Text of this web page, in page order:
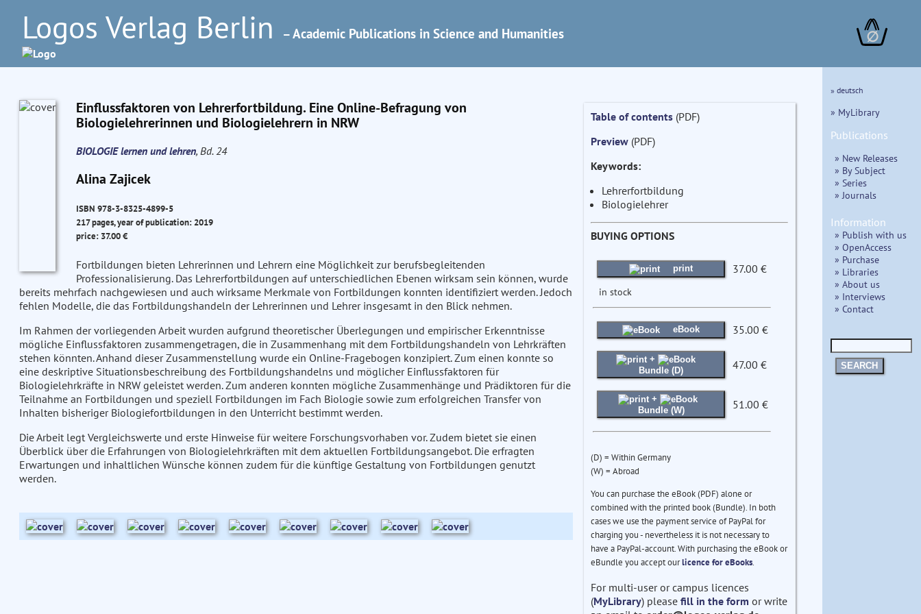
Logos Verlag Berlin – Academic Publications in Science and Humanities ∅
Einflussfaktoren von Lehrerfortbildung. Eine Online-Befragung von
Biologielehrerinnen und Biologielehrern in NRW
BIOLOGIE lernen und lehren, Bd. 24
Alina Zajicek
ISBN 978-3-8325-4899-5
217 pages, year of publication: 2019
price: 37.00 €
Fortbildungen bieten Lehrerinnen und Lehrern eine Möglichkeit zur berufsbegleitenden
Professionalisierung. Das Lehrerfortbildungen auf unterschiedlichen Ebenen wirksam sein können, wurde
bereits mehrfach nachgewiesen und auch wirksame Merkmale von Fortbildungen konnten identifiziert werden. Jedoch
fehlen Modelle, die das Fortbildungshandeln der Lehrerinnen und Lehrer insgesamt in den Blick nehmen.
Im Rahmen der vorliegenden Arbeit wurden aufgrund theoretischer Überlegungen und empirischer Erkenntnisse
mögliche Einflussfaktoren zusammengetragen, die in Zusammenhang mit dem Fortbildungshandeln von Lehrkräften
stehen könnten. Anhand dieser Zusammenstellung wurde ein Online-Fragebogen konzipiert. Zum einen konnte so
eine deskriptive Situationsbeschreibung des Fortbildungshandelns und möglicher Einflussfaktoren für
Biologielehrkräfte in NRW geleistet werden. Zum anderen konnten mögliche Zusammenhänge und Prädiktoren für die
Teilnahme an Fortbildungen und speziell Fortbildungen im Fach Biologie sowie zum erfolgreichen Transfer von
Inhalten bisheriger Biologiefortbildungen in den Unterricht bestimmt werden.
Die Arbeit legt Vergleichswerte und erste Hinweise für weitere Forschungsvorhaben vor. Zudem bietet sie einen
Überblick über die Erfahrungen von Biologielehrkräften mit dem aktuellen Fortbildungsangebot. Die erfragten
Erwartungen und inhaltlichen Wünsche können zudem für die künftige Gestaltung von Fortbildungen genutzt
werden.
Table of contents(PDF)
Preview(PDF)
Keywords:
Lehrerfortbildung
Biologielehrer
BUYING OPTIONS
print 37.00 €
in stock
eBook 35.00 €
+
Bundle (D)
47.00 €
+
Bundle (W)
51.00 €
(D) = Within Germany
(W) = Abroad
You can purchase the eBook (PDF) alone or
combined with the printed book (Bundle). In both
cases we use the payment service of PayPal for
charging you - nevertheless it is not necessary to
have a PayPal-account. With purchasing the eBook or
eBundle you accept ourlicence for eBooks.
For multi-user or campus licences
(MyLibrary) please fill in the form or write
» deutsch
» MyLibrary
Publications
» New Releases
» By Subject
» Series
» Journals
Information
» Publish with us
» OpenAccess
» Purchase
» Libraries
» About us
» Interviews
» Contact
SEARCH